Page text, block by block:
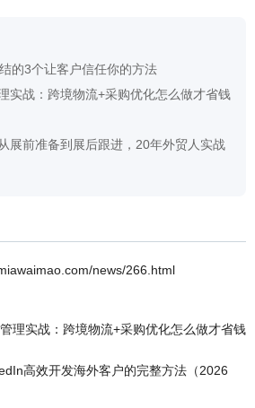
的3个让客户信任你的方法
实战：跨境物流+采购优化怎么做才省钱
展前准备到展后跟进，20年外贸人实战
news/266.html
理实战：跨境物流+采购优化怎么做才省钱
高效开发海外客户的完整方法（2026